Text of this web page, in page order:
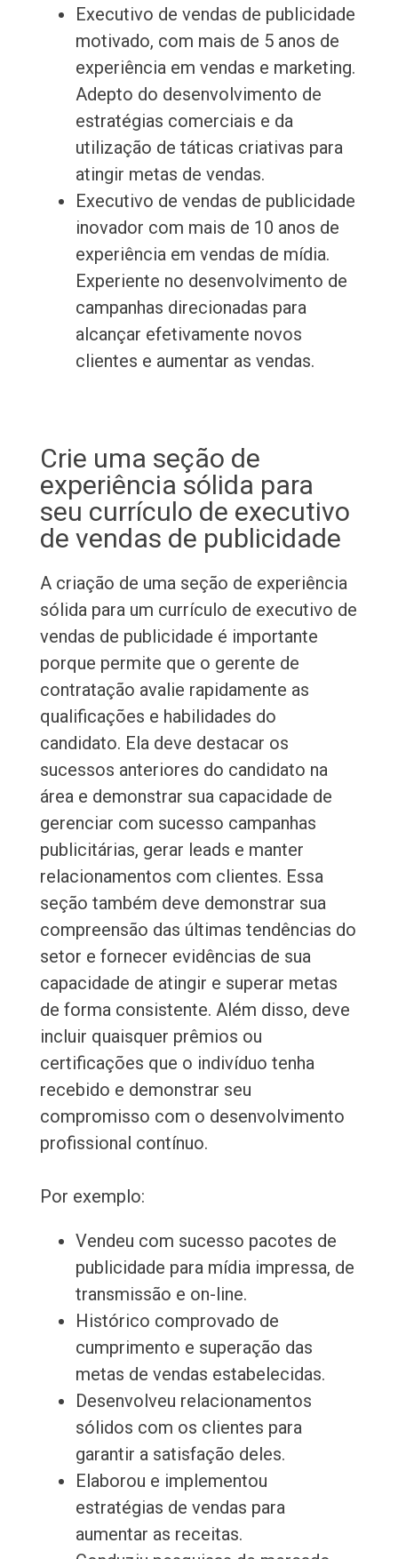
Executivo de vendas de publicidade
motivado, com mais de 5 anos de
experiência em vendas e marketing.
Adepto do desenvolvimento de
estratégias comerciais e da
utilização de táticas criativas para
atingir metas de vendas.
Executivo de vendas de publicidade
inovador com mais de 10 anos de
experiência em vendas de mídia.
Experiente no desenvolvimento de
campanhas direcionadas para
alcançar efetivamente novos
clientes e aumentar as vendas.
Crie uma seção de
experiência sólida para
seu currículo de executivo
de vendas de publicidade
A criação de uma seção de experiência
sólida para um currículo de executivo de
vendas de publicidade é importante
porque permite que o gerente de
contratação avalie rapidamente as
qualificações e habilidades do
candidato. Ela deve destacar os
sucessos anteriores do candidato na
área e demonstrar sua capacidade de
gerenciar com sucesso campanhas
publicitárias, gerar leads e manter
relacionamentos com clientes. Essa
seção também deve demonstrar sua
compreensão das últimas tendências do
setor e fornecer evidências de sua
capacidade de atingir e superar metas
de forma consistente. Além disso, deve
incluir quaisquer prêmios ou
certificações que o indivíduo tenha
recebido e demonstrar seu
compromisso com o desenvolvimento
profissional contínuo.
Por exemplo:
Vendeu com sucesso pacotes de
publicidade para mídia impressa, de
transmissão e on-line.
Histórico comprovado de
cumprimento e superação das
metas de vendas estabelecidas.
Desenvolveu relacionamentos
sólidos com os clientes para
garantir a satisfação deles.
Elaborou e implementou
estratégias de vendas para
aumentar as receitas.